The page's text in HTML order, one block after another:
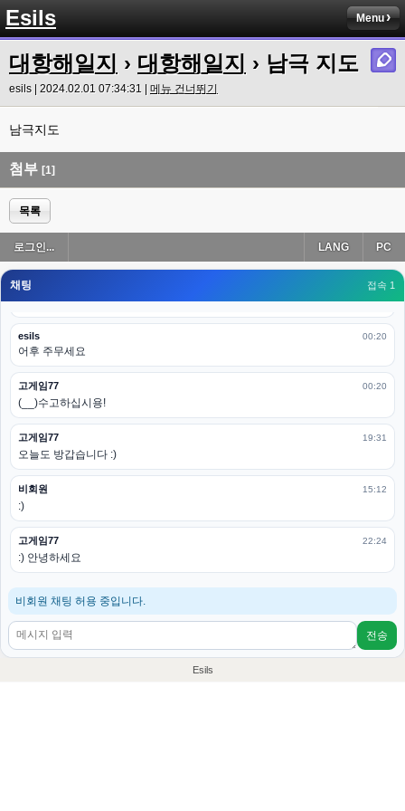
Esils Menu
대항해일지 › 대항해일지 › 남극 지도
esils | 2024.02.01 07:34:31 | 메뉴 건너뛰기
남극지도
첨부 [1]
목록
로그인... PC
LANG
채팅 접속 1
esils 00:19
이게 db 접속자수로 잡는형태로 해서 그런가 ;;
고게임77
밑에 일반웹게임이 더있었네요
esils
아 이제 2로 돌아왔군요
esils 00:19
다 펼쳐두면 너무길어서 ..
esils 00:19
모바일로 보는데도 좀 불편하더라구요
고게임77 00:19
아 ㅋㅋ 내일도 심심하면 들리겠습니다. 벌써 12시가 넘었었네요
esils 00:20
어후 주무세요
고게임77 00:20
(__)수고하십시용!
고게임77 19:31
오늘도 방갑습니다 :)
비회원 15:12
:)
고게임77 22:24
:) 안녕하세요
비회원 채팅 허용 중입니다.
전송
Esils